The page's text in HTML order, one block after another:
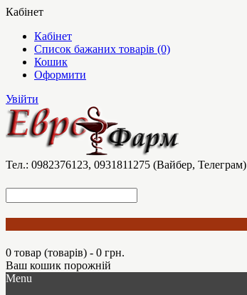
Кабінет
Кабінет
Список бажаних товарів (0)
Кошик
Оформити
Увійти
Тел.: 0982376123, 0931811275 (Вайбер, Телеграм)
0 товар (товарів) - 0 грн.
Ваш кошик порожній
Menu